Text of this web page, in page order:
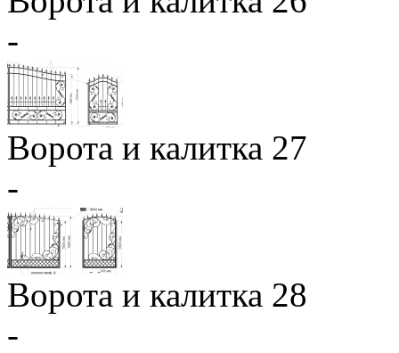
-
Ворота и калитка 27
-
Ворота и калитка 28
-